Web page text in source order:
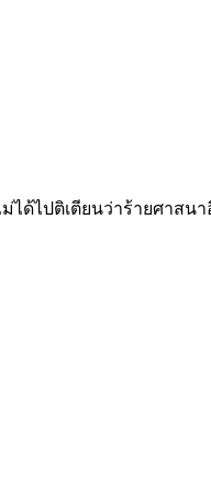
ด้ไปติเตียนว่าร้ายศาสน